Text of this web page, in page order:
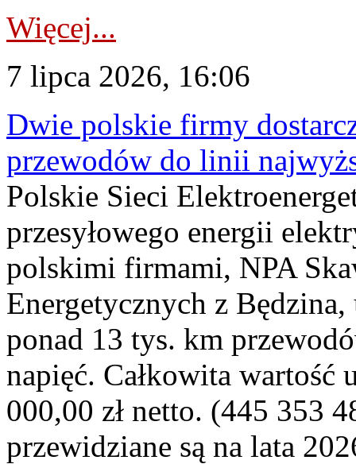
Więcej...
7 lipca 2026, 16:06
Dwie polskie firmy
przewodów do linii
Polskie Sieci
przesyłowego energii
polskimi firmami, NPA
Energetycznych z
ponad 13 tys. km
napięć. Całkowita
000,00 zł netto. (445 353
przewidziane są na lata